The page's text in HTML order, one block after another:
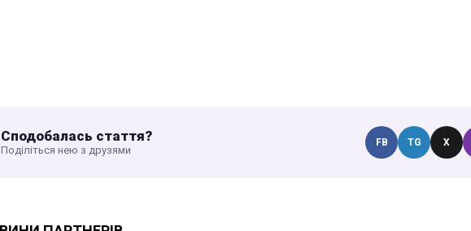
Сподобалась стаття?
Поділіться нею з друзями
FB TG X